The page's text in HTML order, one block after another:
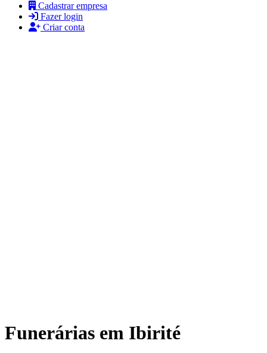
Cadastrar empresa
Fazer login
Criar conta
Funerárias em Ibirité